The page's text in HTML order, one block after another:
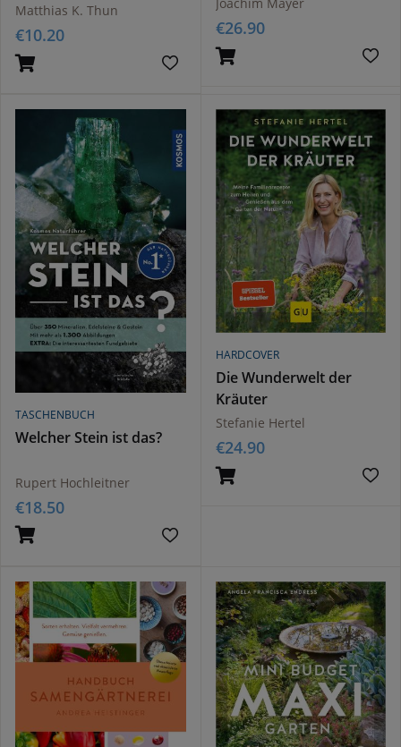
Matthias K. Thun
€10.20
Joachim Mayer
€26.90
TASCHENBUCH
Welcher Stein ist das?
Rupert Hochleitner
€18.50
HARDCOVER
Die Wunderwelt der
Kräuter
Stefanie Hertel
€24.90